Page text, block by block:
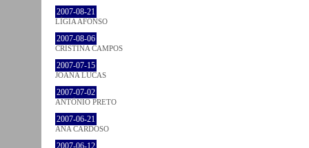
2007-08-21
LÍGIA AFONSO
2007-08-06
CRISTINA CAMPOS
2007-07-15
JOANA LUCAS
2007-07-02
ANTÓNIO PRETO
2007-06-21
ANA CARDOSO
2007-06-12